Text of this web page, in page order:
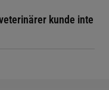
kunde inte